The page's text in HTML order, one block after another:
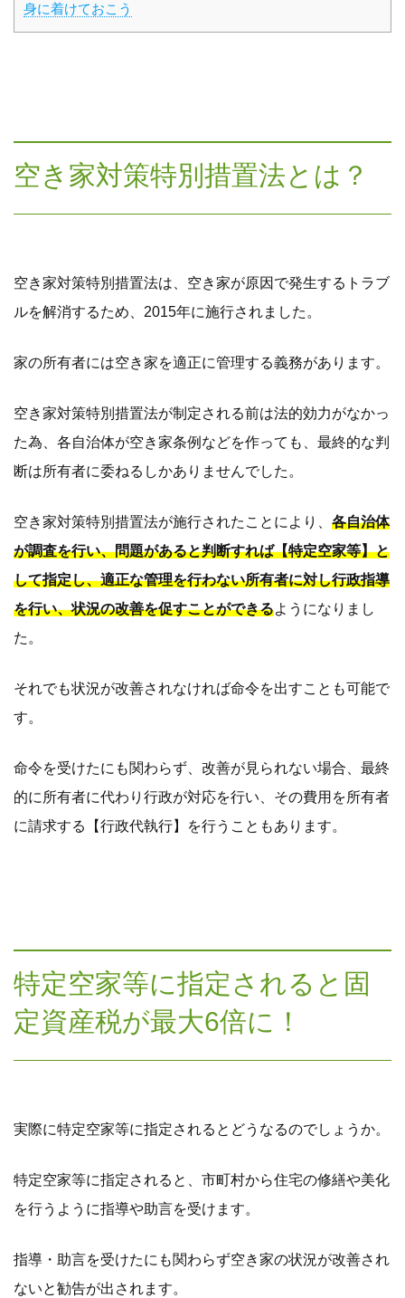
身に着けておこう
空き家対策特別措置法とは？
空き家対策特別措置法は、空き家が原因で発生するトラブ
ルを解消するため、2015年に施行されました。
家の所有者には空き家を適正に管理する義務があります。
空き家対策特別措置法が制定される前は法的効力がなかっ
た為、各自治体が空き家条例などを作っても、最終的な判
断は所有者に委ねるしかありませんでした。
空き家対策特別措置法が施行されたことにより、 各自治体
が調査を行い、問題があると判断すれば【特定空家等】と
して指定し、適正な管理を行わない所有者に対し行政指導
を行い、状況の改善を促すことができるようになりまし
た。
それでも状況が改善されなければ命令を出すことも可能で
す。
命令を受けたにも関わらず、改善が見られない場合、最終
的に所有者に代わり行政が対応を行い、その費用を所有者
に請求する【行政代執行】を行うこともあります。
特定空家等に指定されると固
定資産税が最大6倍に！
実際に特定空家等に指定されるとどうなるのでしょうか。
特定空家等に指定されると、市町村から住宅の修繕や美化
を行うように指導や助言を受けます。
指導・助言を受けたにも関わらず空き家の状況が改善され
ないと勧告が出されます。